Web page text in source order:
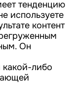
тенденцию
используете
контент
Он
либо